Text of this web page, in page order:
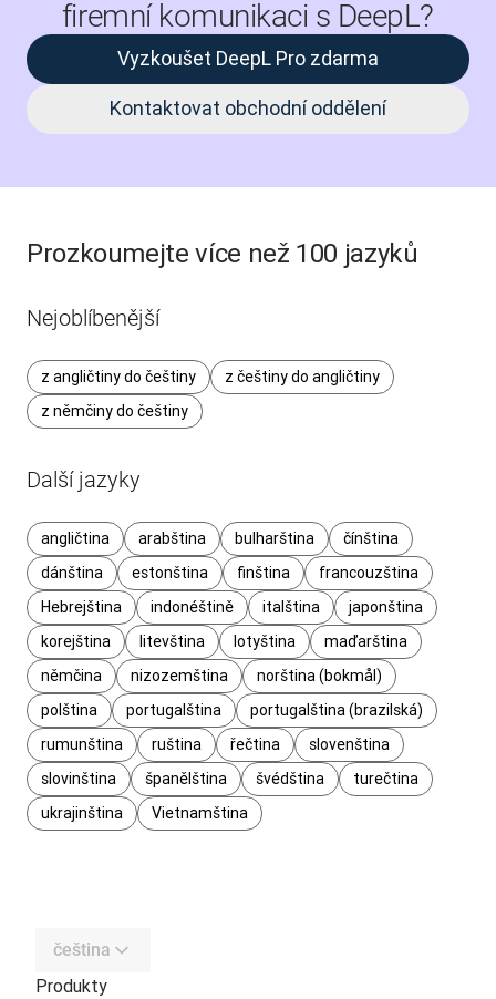
firemní komunikaci s DeepL?
Vyzkoušet DeepL Pro zdarma
Kontaktovat obchodní oddělení
Prozkoumejte více než 100 jazyků
Nejoblíbenější
z angličtiny do češtiny
z češtiny do angličtiny
z němčiny do češtiny
Další jazyky
angličtina arabština bulharština
čínština
dánština
estonština finština
francouzština
Hebrejština
indonéštině italština
japonština
korejština
litevština lotyština
maďarština
němčina
nizozemština
norština (bokmål)
polština
portugalština
portugalština (brazilská)
rumunština
ruština řečtina
slovenština
slovinština
španělština švédština
turečtina
ukrajinština
Vietnamština
čeština
Produkty